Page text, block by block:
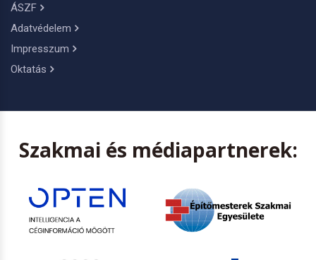
ÁSZF
Adatvédelem
Impresszum
Oktatás
Szakmai és médiapartnerek: